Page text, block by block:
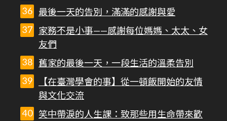
最後一天的告別，滿滿的感謝與愛
家務不是小事——感謝每位媽媽、太太、女
友們
舊家的最後一天，一段生活的溫柔告別
【在臺灣學會的事】從一頓飯開始的友情
與文化交流
笑中帶淚的人生課：致那些用生命帶來歡